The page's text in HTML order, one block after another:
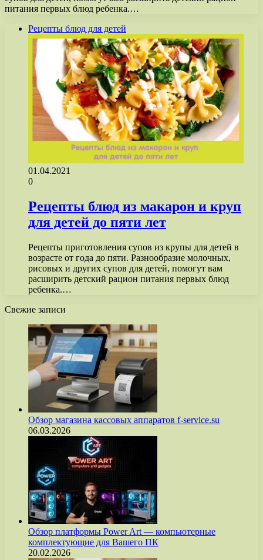
питания первых блюд ребенка.…
Рецепты блюд для детей
01.04.2021
0
Рецепты блюд из макарон и круп
для детей до пяти лет
Рецепты приготовления супов из крупы для детей в
возрасте от года до пяти. Разнообразие молочных,
рисовых и других супов для детей, помогут вам
расширить детский рацион питания первых блюд
ребенка.…
Свежие записи
Обзор магазина кассовых аппаратов f-service.su
06.03.2026
Обзор платформы Power Art — компьютерные
комплектующие для Вашего ПК
20.02.2026